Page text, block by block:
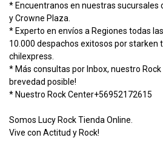
* Encuentranos en nuestras sucursales
y Crowne Plaza.
* Experto en envíos a Regiones todas
10.000 despachos exitosos por starken
chilexpress.
* Más consultas por Inbox, nuestro
brevedad posible!
* Nuestro Rock Center+56952172615
Somos Lucy Rock Tienda Online.
Vive con Actitud y Rock!